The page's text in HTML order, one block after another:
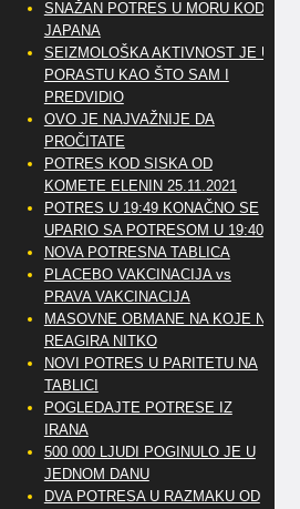
SNAŽAN POTRES U MORU KOD
JAPANA
SEIZMOLOŠKA AKTIVNOST JE U
PORASTU KAO ŠTO SAM I
PREDVIDIO
OVO JE NAJVAŽNIJE DA
PROČITATE
POTRES KOD SISKA OD
KOMETE ELENIN 25.11.2021
POTRES U 19:49 KONAČNO SE
UPARIO SA POTRESOM U 19:40
NOVA POTRESNA TABLICA
PLACEBO VAKCINACIJA vs
PRAVA VAKCINACIJA
MASOVNE OBMANE NA KOJE NE
REAGIRA NITKO
NOVI POTRES U PARITETU NA
TABLICI
POGLEDAJTE POTRESE IZ
IRANA
500 000 LJUDI POGINULO JE U
JEDNOM DANU
DVA POTRESA U RAZMAKU OD